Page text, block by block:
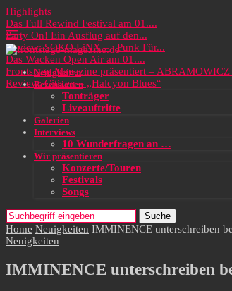
Highlights
Das Full Rewind Festival am 01....
Party On! Ein Ausflug auf den...
Review: SOKO LiNX – „Punk Für...
Das Wacken Open Air am 01....
Frontstage Magazine präsentiert – ABRAMOWICZ
Review: Citizen – „Halcyon Blues“
Neuigkeiten
Rezensionen
Tonträger
Liveauftritte
Galerien
Interviews
10 Wunderfragen an …
Wir präsentieren
Konzerte/Touren
Festivals
Songs
Suche
Home Neuigkeiten IMMINENCE unterschreiben
Neuigkeiten
IMMINENCE unterschreiben